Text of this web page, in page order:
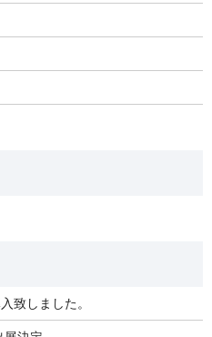
致しました。